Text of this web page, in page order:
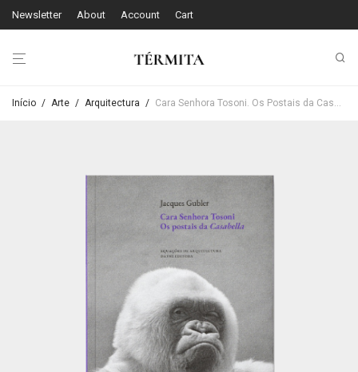
Newsletter About Account Cart
Início / Arte / Arquitectura / Cara Senhora Tosoni. Os Postais da Casabella – Jacques Gubler